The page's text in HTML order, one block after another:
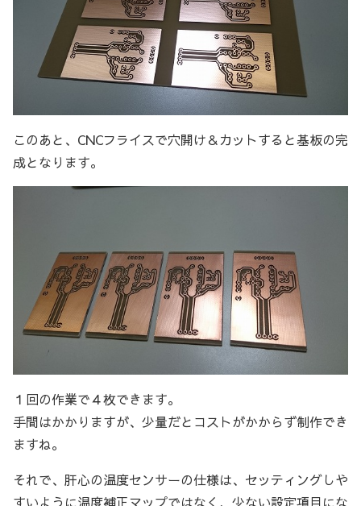
このあと、CNCフライスで穴開け＆カットすると基板の完
成となります。
１回の作業で４枚できます。
手間はかかりますが、少量だとコストがかからず制作でき
ますね。
それで、肝心の温度センサーの仕様は、セッティングしや
すいように温度補正マップではなく、少ない設定項目にな